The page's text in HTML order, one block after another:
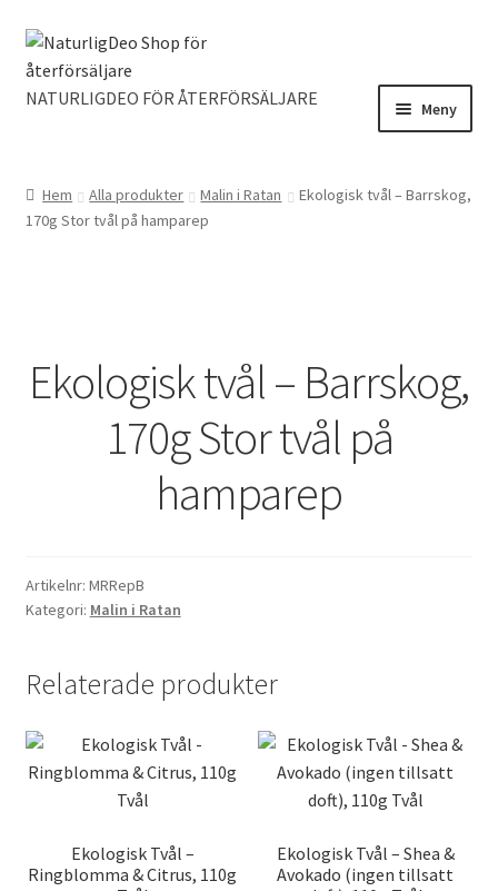
Hoppa
till
navigering
Hoppa
till
innehåll
NATURLIGDEO FÖR ÅTERFÖRSÄLJARE Meny
Hem Alla produkter Malin i Ratan
Ekologisk tvål – Barrskog,
170g Stor tvål på hamparep
Ekologisk tvål – Barrskog,
170g Stor tvål på
hamparep
Artikelnr: MRRepB
Kategori: Malin i Ratan
Relaterade produkter
Ekologisk Tvål –
Ringblomma & Citrus, 110g
Ekologisk Tvål – Shea &
Avokado (ingen tillsatt